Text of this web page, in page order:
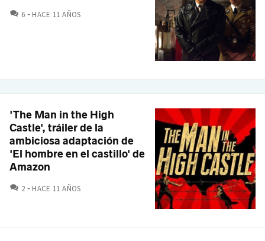
6 COMENTARIOS
HACE 11 AÑOS
'The Man in the High
Castle', tráiler de la
ambiciosa adaptación de
'El hombre en el castillo' de
Amazon
2 COMENTARIOS
HACE 11 AÑOS